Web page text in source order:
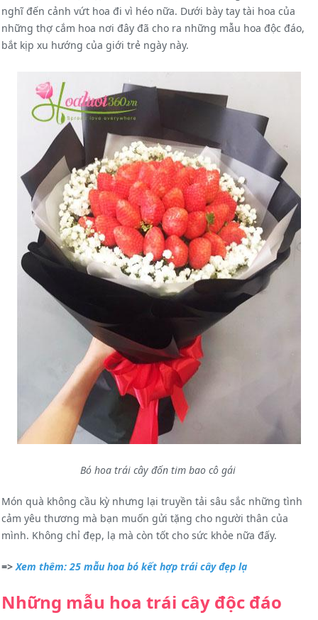
nghĩ đến cảnh vứt hoa đi vì héo nữa. Dưới bày tay tài hoa của
những thợ cắm hoa nơi đây đã cho ra những mẫu hoa độc đáo,
bắt kịp xu hướng của giới trẻ ngày này.
Bó hoa trái cây đốn tim bao cô gái
Món quà không cầu kỳ nhưng lại truyền tải sâu sắc những tình
cảm yêu thương mà bạn muốn gửi tặng cho người thân của
mình. Không chỉ đẹp, lạ mà còn tốt cho sức khỏe nữa đấy.
=>Xem thêm: 25 mẫu hoa bó kết hợp trái cây đẹp lạ
Những mẫu hoa trái cây độc đáo